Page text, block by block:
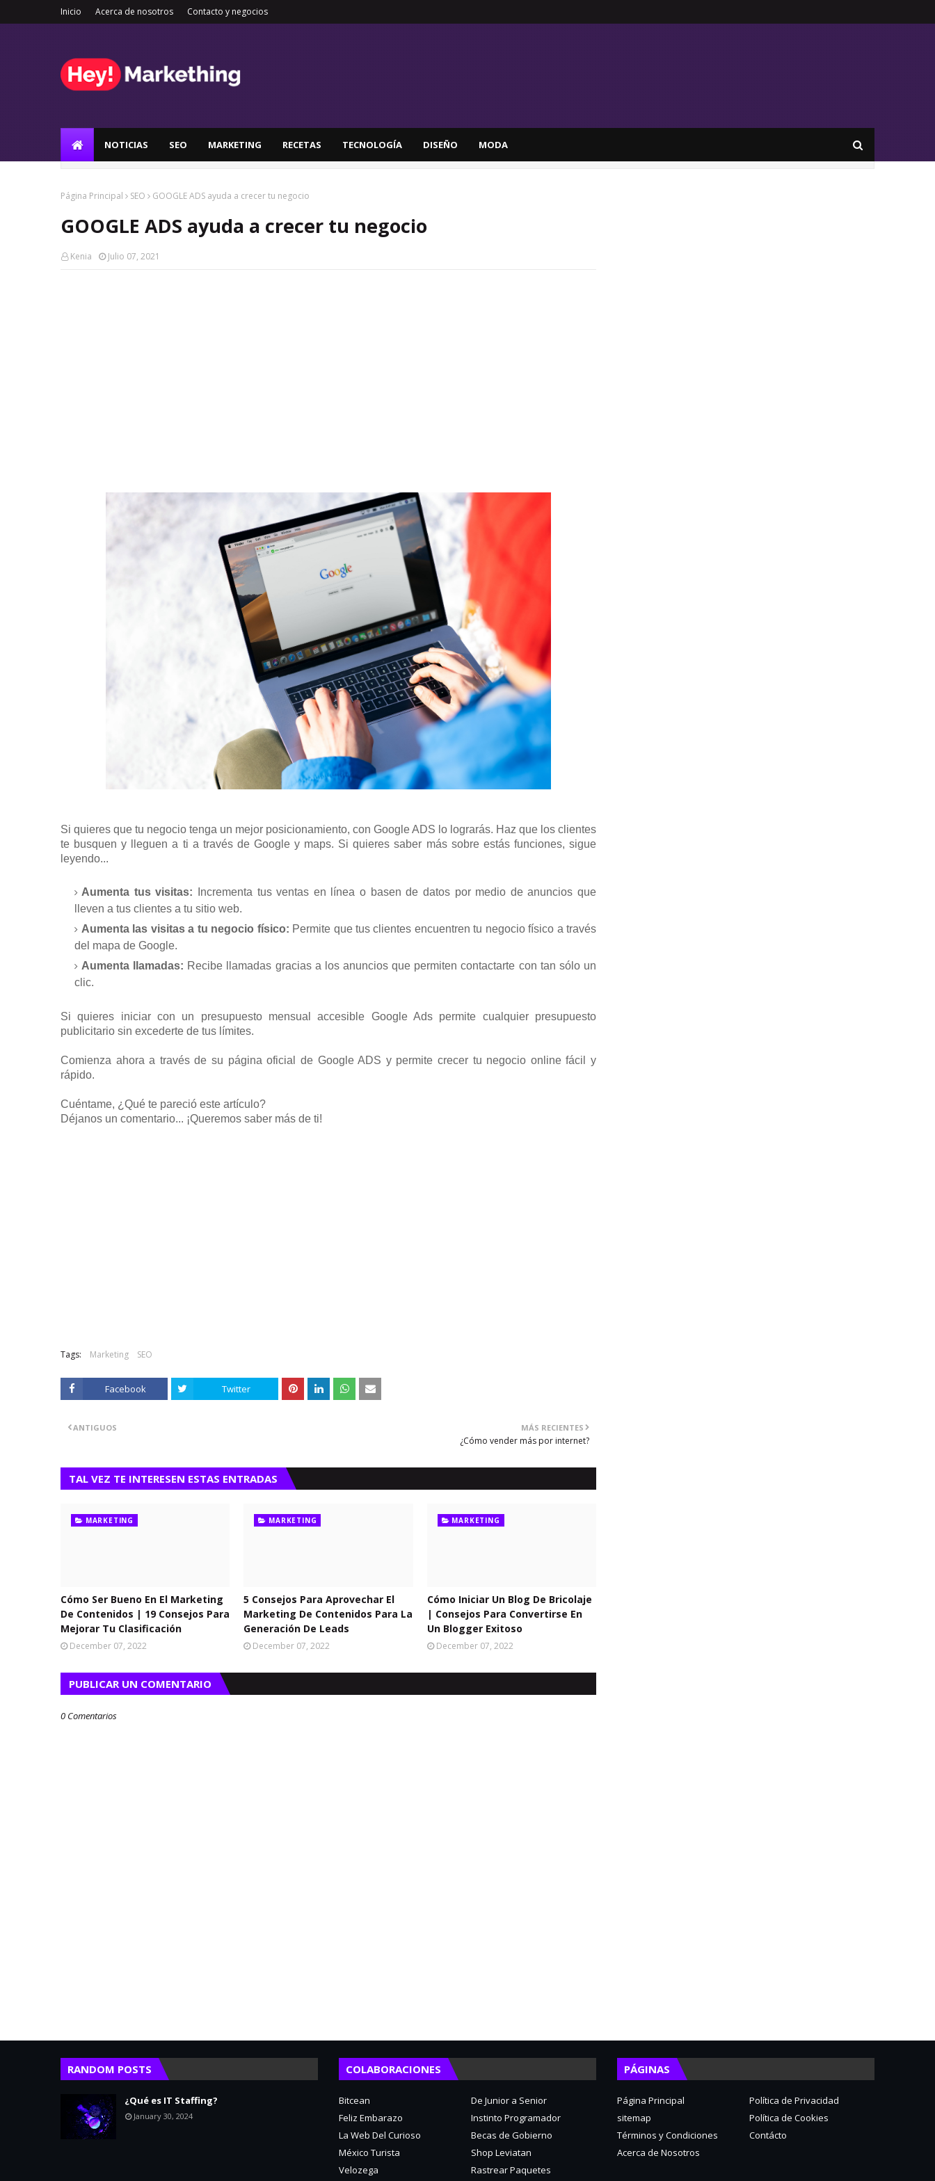
Inicio Acerca de nosotros Contacto y negocios
NOTICIAS SEO MARKETING RECETAS TECNOLOGÍA DISEÑO MODA
Página Principal SEO GOOGLE ADS ayuda a crecer tu negocio
GOOGLE ADS ayuda a crecer tu negocio
Kenia Julio 07, 2021
Si quieres que tu negocio tenga un mejor posicionamiento, con Google ADS lo lograrás. Haz que los clientes
te busquen y lleguen a ti a través de Google y maps. Si quieres saber más sobre estás funciones, sigue
leyendo...
Aumenta tus visitas: Incrementa tus ventas en línea o basen de datos por medio de anuncios que
lleven a tus clientes a tu sitio web.
Aumenta las visitas a tu negocio físico: Permite que tus clientes encuentren tu negocio físico a través
del mapa de Google.
Aumenta llamadas: Recibe llamadas gracias a los anuncios que permiten contactarte con tan sólo un
clic.
Si quieres iniciar con un presupuesto mensual accesible Google Ads permite cualquier presupuesto
publicitario sin excederte de tus límites.
Comienza ahora a través de su página oficial de Google ADS y permite crecer tu negocio online fácil y
rápido.
Cuéntame, ¿Qué te pareció este artículo?
Déjanos un comentario... ¡Queremos saber más de ti!
Tags: Marketing SEO
Facebook Twitter
MÁS RECIENTES
¿Cómo vender más por internet?
ANTIGUOS
TAL VEZ TE INTERESEN ESTAS ENTRADAS
MARKETING
Cómo Ser Bueno En El Marketing
De Contenidos | 19 Consejos Para
Mejorar Tu Clasificación
December 07, 2022
MARKETING
5 Consejos Para Aprovechar El
Marketing De Contenidos Para La
Generación De Leads
December 07, 2022
MARKETING
Cómo Iniciar Un Blog De Bricolaje
| Consejos Para Convertirse En
Un Blogger Exitoso
December 07, 2022
PUBLICAR UN COMENTARIO
0 Comentarios
RANDOM POSTS
¿Qué es IT Staffing?
January 30, 2024
COLABORACIONES
Bitcean
De Junior a Senior
Feliz Embarazo
Instinto Programador
La Web Del Curioso
Becas de Gobierno
México Turista
Shop Leviatan
Velozega
Rastrear Paquetes
PÁGINAS
Página Principal
Política de Privacidad
sitemap
Política de Cookies
Términos y Condiciones
Contácto
Acerca de Nosotros